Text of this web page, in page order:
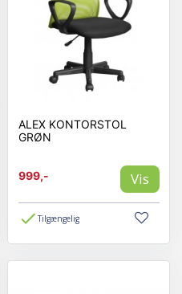
ALEX KONTORSTOL
GRØN
999,- Vis
Tilgængelig